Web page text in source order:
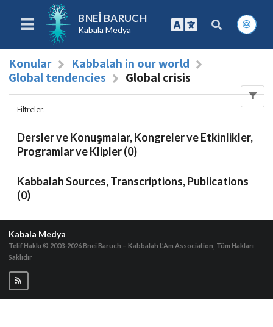
BNEI BARUCH
Kabala Medya
Konular
Kabbalah in our world
Global tendencies
Global crisis
Filtreler:
Dersler ve Konuşmalar, Kongreler ve Etkinlikler,
Programlar ve Klipler (0)
Kabbalah Sources, Transcriptions, Publications
(0)
Kabala Medya
Telif Hakkı © 2003-2026Bnei Baruch – Kabbalah L’Am Association, Tüm Hakları
Saklıdır